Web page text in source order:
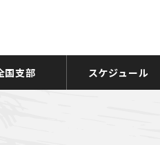
国支部 スケジュール